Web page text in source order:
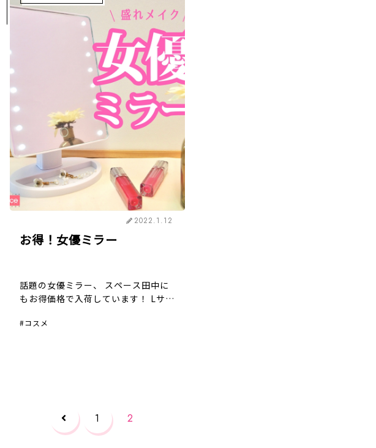
2022.1.12
お得！女優ミラー
話題の女優ミラー、 スペース田中に
もお得価格で入荷しています！ Lサイ
たみタイプ）の2種類 Lサイズは小物
コスメ
1 2